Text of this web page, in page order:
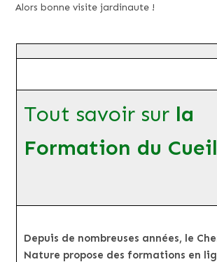
Alors bonne visite jardinaute !
Tout savoir sur la
Formation du
Depuis de nombreuses années, le
Nature propose des formations en